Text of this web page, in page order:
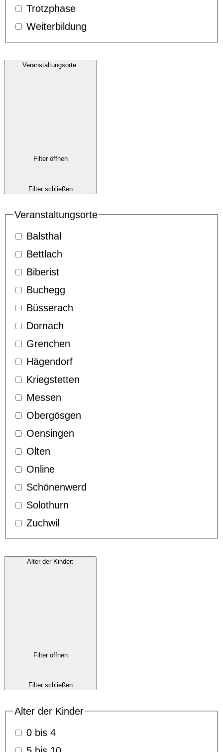
Trotzphase
Weiterbildung
Veranstaltungsorte:
Filter öffnen
Filter schließen
Veranstaltungsorte
Balsthal
Bettlach
Biberist
Buchegg
Büsserach
Dornach
Grenchen
Hägendorf
Kriegstetten
Messen
Obergösgen
Oensingen
Olten
Online
Schönenwerd
Solothurn
Zuchwil
Alter der Kinder:
Filter öffnen
Filter schließen
Alter der Kinder
0 bis 4